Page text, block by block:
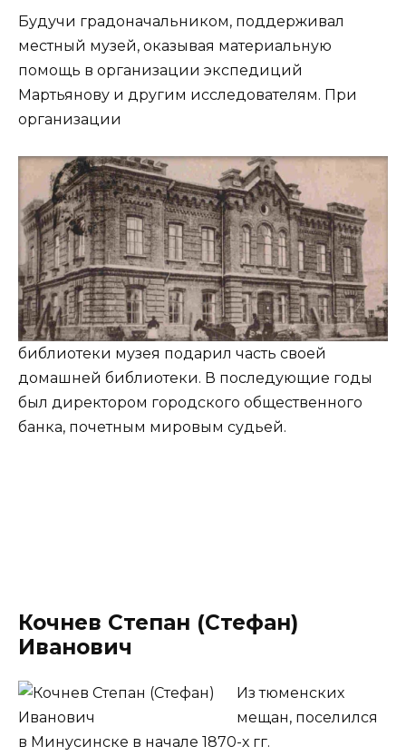
Будучи градоначальником, поддерживал
местный музей, оказывая материальную
помощь в организации экспедиций
Мартьянову и другим исследователям. При
организации
библиотеки музея подарил часть своей
домашней библиотеки. В последующие годы
был директором городского общественного
банка, почетным мировым судьей.
Кочнев Степан (Стефан)
Иванович
Из тюменских
мещан, поселился
в Минусинске в начале 1870-х гг.